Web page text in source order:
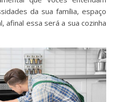
da sua família, espaço
afinal essa será a sua cozinha